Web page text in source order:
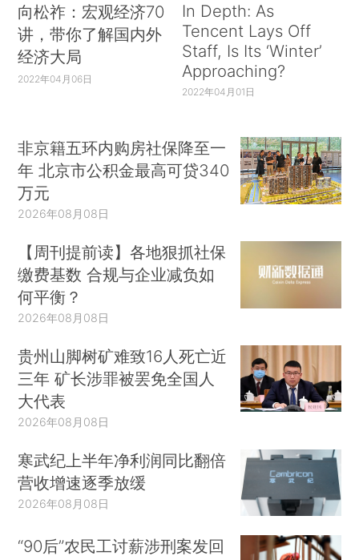
向松祚：宏观经济70
讲，带你了解国内外
经济大局
2022年04月06日
In Depth: As
Tencent Lays Off
Staff, Is Its ‘Winter’
Approaching?
2022年04月01日
非京籍五环内购房社保降至一
年 北京市公积金最高可贷340
万元
2026年08月08日
【周刊提前读】各地狠抓社保
缴费基数 合规与企业减负如
何平衡？
2026年08月08日
贵州山脚树矿难致16人死亡近
三年 矿长涉罪被罢免全国人
大代表
2026年08月08日
寒武纪上半年净利润同比翻倍
营收增速逐季放缓
2026年08月08日
“90后”农民工讨薪涉刑案发回